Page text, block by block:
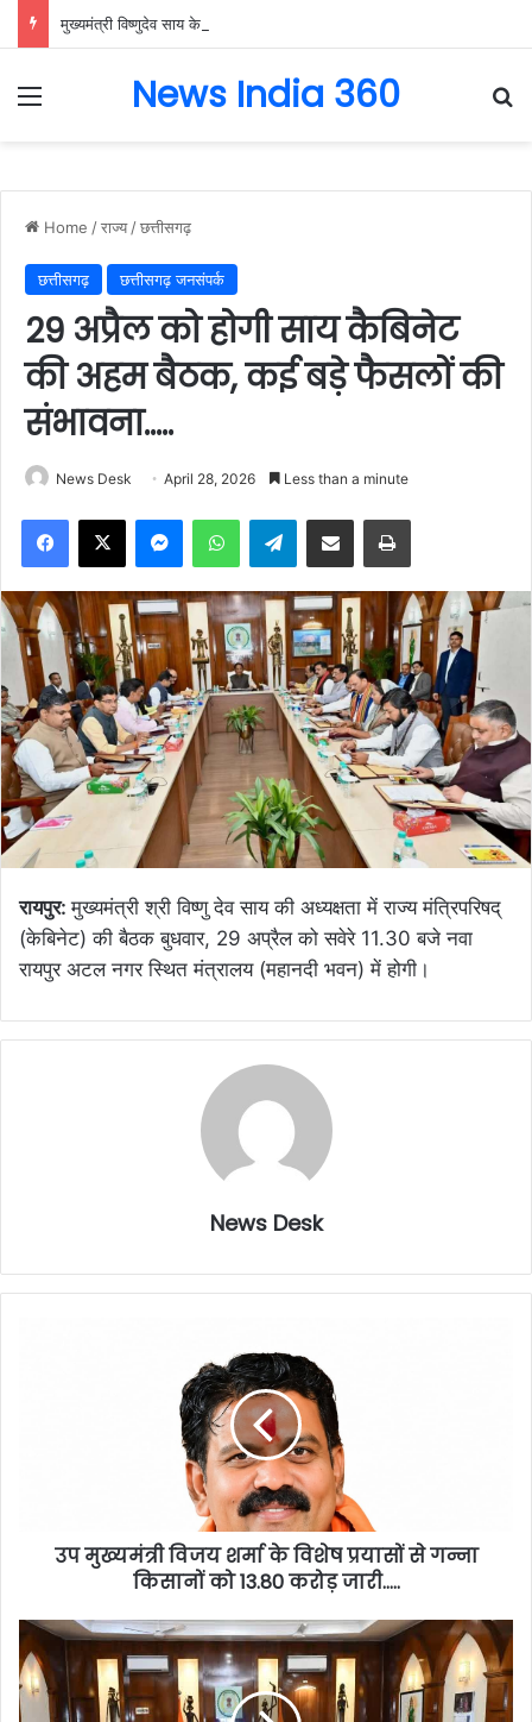
Menu News India 360
Home /राज्य /छत्तीसगढ़
छत्तीसगढ़ छत्तीसगढ़ जनसंपर्क
29 अप्रैल को होगी साय कैबिनेट
की अहम बैठक, कई बड़े फैसलों की
संभावना…..
News Desk April 28, 2026 Less than a minute
Facebook
X MessengerWhatsAppTelegramShare via Email Print
रायपुर:मुख्यमंत्री श्री विष्णु देव साय की अध्यक्षता में राज्य मंत्रिपरिषद्
(केबिनेट) की बैठक बुधवार, 29 अप्रैल को सवेरे 11.30 बजे नवा
रायपुर अटल नगर स्थित मंत्रालय (महानदी भवन) में होगी।
News Desk
उप मुख्यमंत्री विजय शर्मा के विशेष प्रयासों से गन्ना
किसानों को 13.80 करोड़ जारी…..